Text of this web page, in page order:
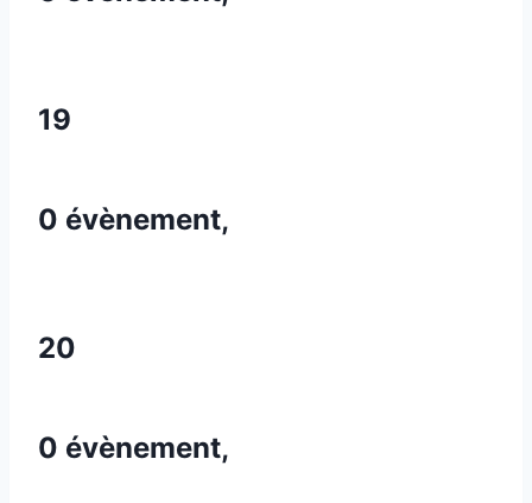
19
0 évènement,
20
0 évènement,